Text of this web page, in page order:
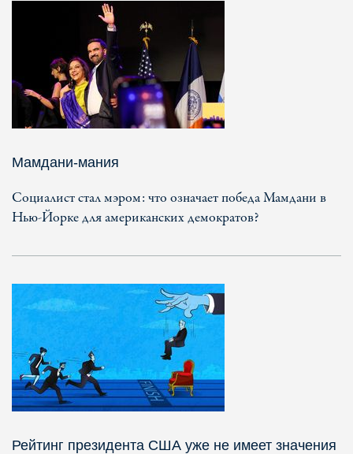
Мамдани-мания
Социалист стал мэром: что означает победа Мамдани в
Нью-Йорке для американских демократов?
Рейтинг президента США уже не имеет значения